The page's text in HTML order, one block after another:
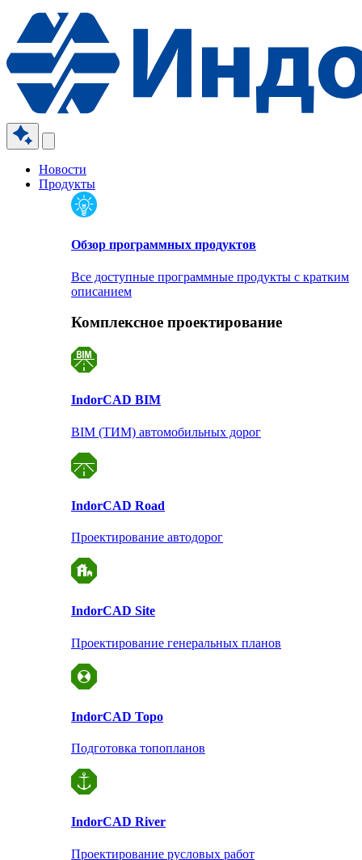
Новости
Продукты
Обзор программных продуктов
Все доступные программные продукты с кратким
описанием
Комплексное проектирование
IndorCAD BIM
BIM (ТИМ) автомобильных дорог
IndorCAD Road
Проектирование автодорог
IndorCAD Site
Проектирование генеральных планов
IndorCAD Topo
Подготовка топопланов
IndorCAD River
Проектирование русловых работ